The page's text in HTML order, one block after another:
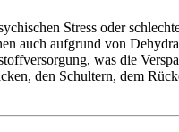
Stress oder
auch aufgrund von
was die
den Schultern, dem